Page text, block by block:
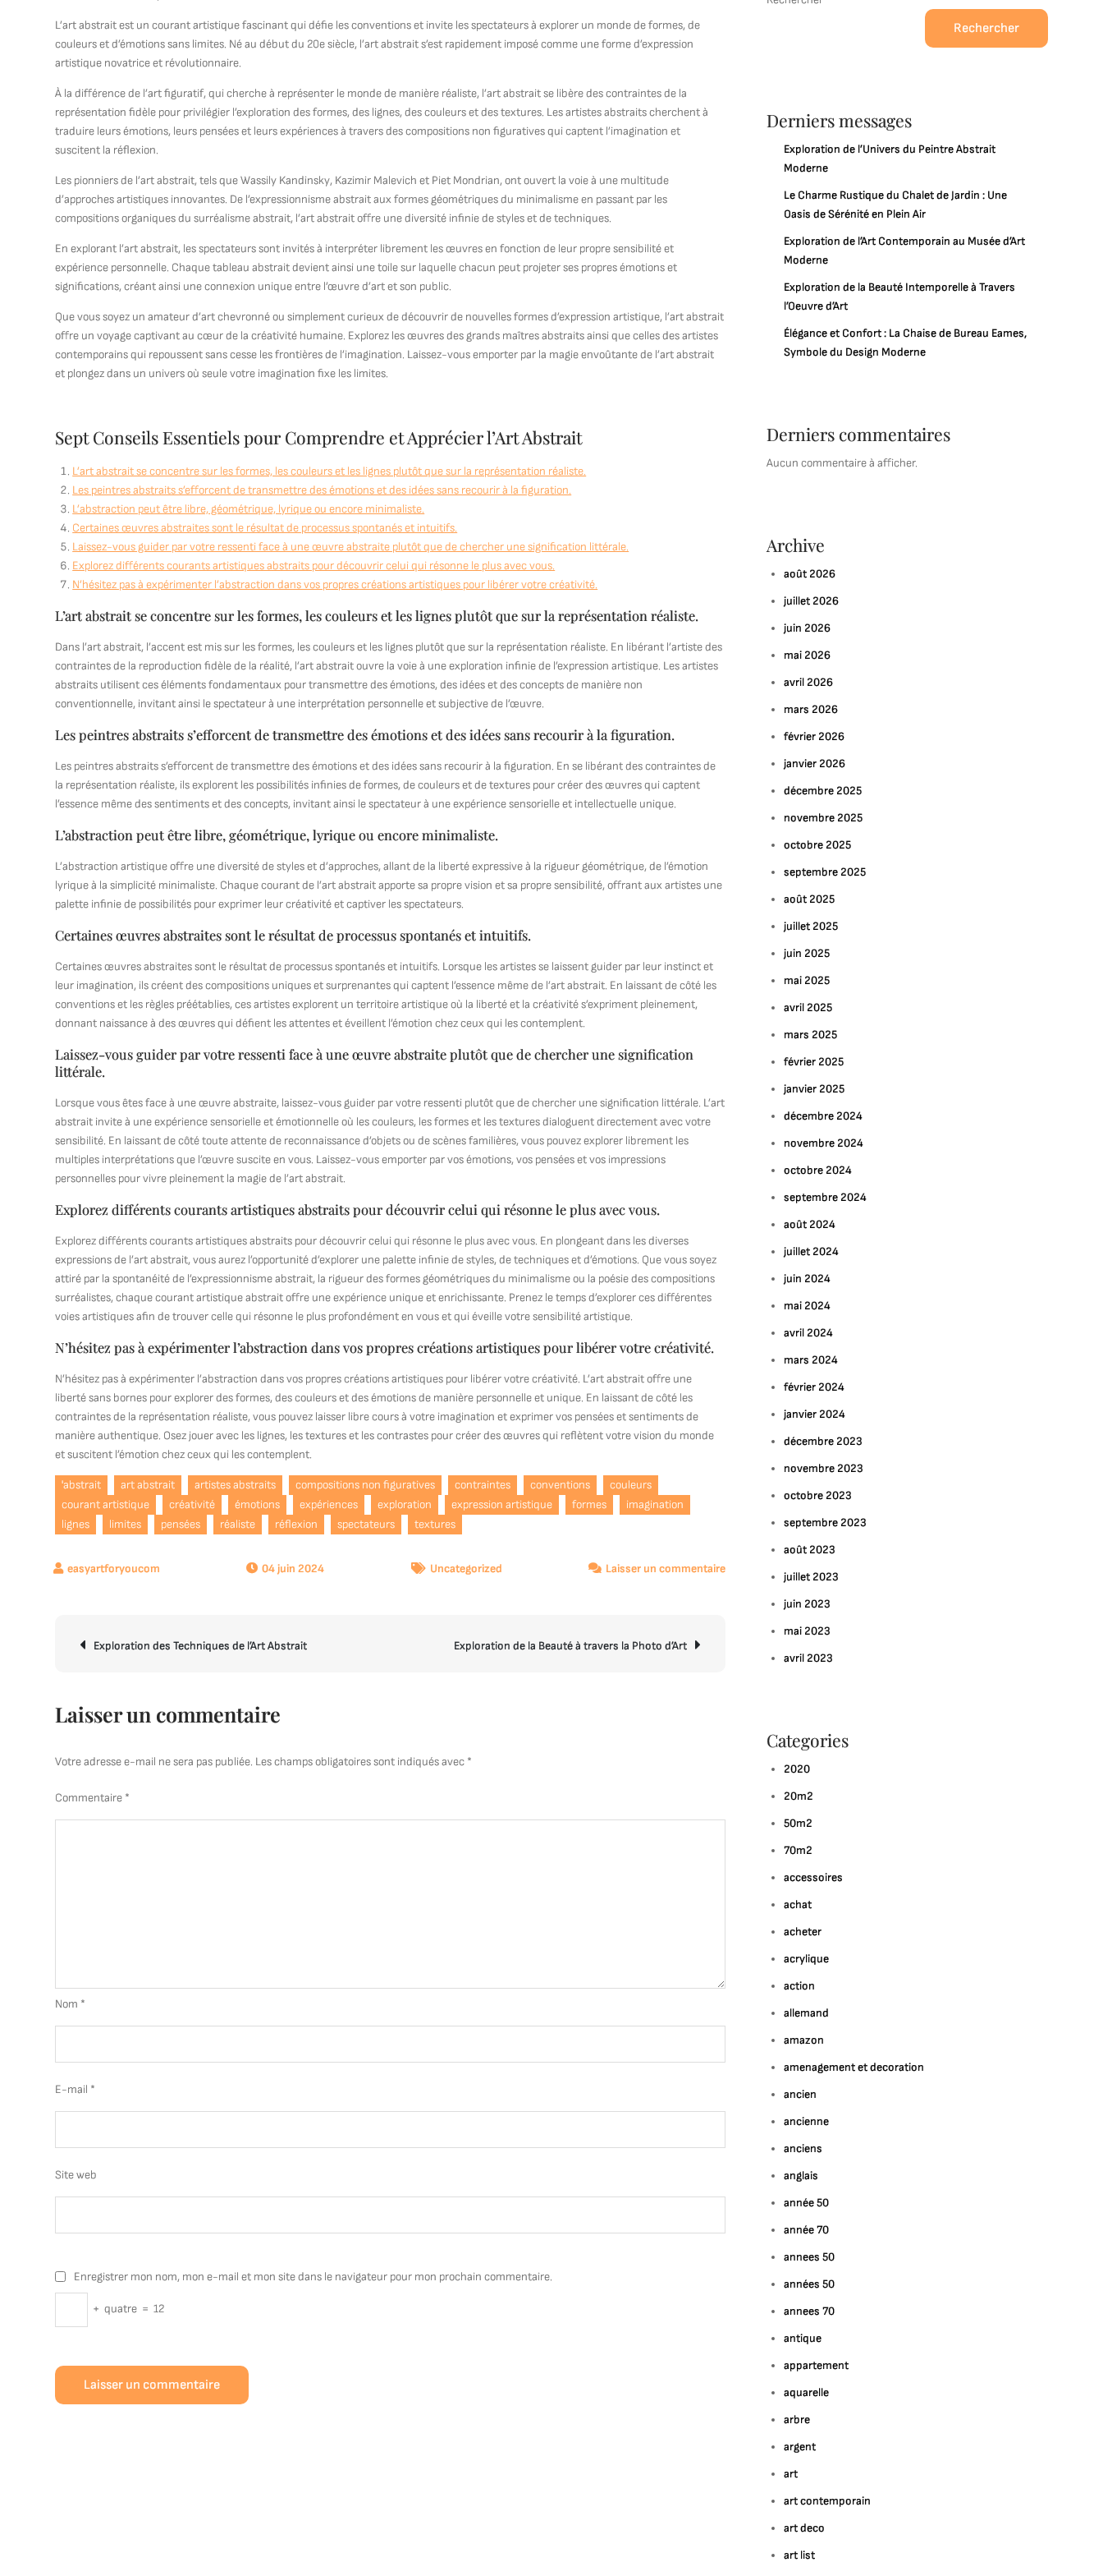
L’art abstrait est un courant artistique fascinant qui défie les conventions et invite les spectateurs à explorer un monde de formes, de
couleurs et d’émotions sans limites. Né au début du 20e siècle, l’art abstrait s’est rapidement imposé comme une forme d’expression
artistique novatrice et révolutionnaire.
À la différence de l’art figuratif, qui cherche à représenter le monde de manière réaliste, l’art abstrait se libère des contraintes de la
représentation fidèle pour privilégier l’exploration des formes, des lignes, des couleurs et des textures. Les artistes abstraits cherchent à
traduire leurs émotions, leurs pensées et leurs expériences à travers des compositions non figuratives qui captent l’imagination et
suscitent la réflexion.
Les pionniers de l’art abstrait, tels que Wassily Kandinsky, Kazimir Malevich et Piet Mondrian, ont ouvert la voie à une multitude
d’approches artistiques innovantes. De l’expressionnisme abstrait aux formes géométriques du minimalisme en passant par les
compositions organiques du surréalisme abstrait, l’art abstrait offre une diversité infinie de styles et de techniques.
En explorant l’art abstrait, les spectateurs sont invités à interpréter librement les œuvres en fonction de leur propre sensibilité et
expérience personnelle. Chaque tableau abstrait devient ainsi une toile sur laquelle chacun peut projeter ses propres émotions et
significations, créant ainsi une connexion unique entre l’œuvre d’art et son public.
Que vous soyez un amateur d’art chevronné ou simplement curieux de découvrir de nouvelles formes d’expression artistique, l’art abstrait
offre un voyage captivant au cœur de la créativité humaine. Explorez les œuvres des grands maîtres abstraits ainsi que celles des artistes
contemporains qui repoussent sans cesse les frontières de l’imagination. Laissez-vous emporter par la magie envoûtante de l’art abstrait
et plongez dans un univers où seule votre imagination fixe les limites.
Sept Conseils Essentiels pour Comprendre et Apprécier l’Art Abstrait
L’art abstrait se concentre sur les formes, les couleurs et les lignes plutôt que sur la représentation réaliste.
Les peintres abstraits s’efforcent de transmettre des émotions et des idées sans recourir à la figuration.
L’abstraction peut être libre, géométrique, lyrique ou encore minimaliste.
Certaines œuvres abstraites sont le résultat de processus spontanés et intuitifs.
Laissez-vous guider par votre ressenti face à une œuvre abstraite plutôt que de chercher une signification littérale.
Explorez différents courants artistiques abstraits pour découvrir celui qui résonne le plus avec vous.
N’hésitez pas à expérimenter l’abstraction dans vos propres créations artistiques pour libérer votre créativité.
L’art abstrait se concentre sur les formes, les couleurs et les lignes plutôt que sur la représentation réaliste.
Dans l’art abstrait, l’accent est mis sur les formes, les couleurs et les lignes plutôt que sur la représentation réaliste. En libérant l’artiste des
contraintes de la reproduction fidèle de la réalité, l’art abstrait ouvre la voie à une exploration infinie de l’expression artistique. Les artistes
abstraits utilisent ces éléments fondamentaux pour transmettre des émotions, des idées et des concepts de manière non
conventionnelle, invitant ainsi le spectateur à une interprétation personnelle et subjective de l’œuvre.
Les peintres abstraits s’efforcent de transmettre des émotions et des idées sans recourir à la figuration.
Les peintres abstraits s’efforcent de transmettre des émotions et des idées sans recourir à la figuration. En se libérant des contraintes de
la représentation réaliste, ils explorent les possibilités infinies de formes, de couleurs et de textures pour créer des œuvres qui captent
l’essence même des sentiments et des concepts, invitant ainsi le spectateur à une expérience sensorielle et intellectuelle unique.
L’abstraction peut être libre, géométrique, lyrique ou encore minimaliste.
L’abstraction artistique offre une diversité de styles et d’approches, allant de la liberté expressive à la rigueur géométrique, de l’émotion
lyrique à la simplicité minimaliste. Chaque courant de l’art abstrait apporte sa propre vision et sa propre sensibilité, offrant aux artistes une
palette infinie de possibilités pour exprimer leur créativité et captiver les spectateurs.
Certaines œuvres abstraites sont le résultat de processus spontanés et intuitifs.
Certaines œuvres abstraites sont le résultat de processus spontanés et intuitifs. Lorsque les artistes se laissent guider par leur instinct et
leur imagination, ils créent des compositions uniques et surprenantes qui captent l’essence même de l’art abstrait. En laissant de côté les
conventions et les règles préétablies, ces artistes explorent un territoire artistique où la liberté et la créativité s’expriment pleinement,
donnant naissance à des œuvres qui défient les attentes et éveillent l’émotion chez ceux qui les contemplent.
Laissez-vous guider par votre ressenti face à une œuvre abstraite plutôt que de chercher une signification
littérale.
Lorsque vous êtes face à une œuvre abstraite, laissez-vous guider par votre ressenti plutôt que de chercher une signification littérale. L’art
abstrait invite à une expérience sensorielle et émotionnelle où les couleurs, les formes et les textures dialoguent directement avec votre
sensibilité. En laissant de côté toute attente de reconnaissance d’objets ou de scènes familières, vous pouvez explorer librement les
multiples interprétations que l’œuvre suscite en vous. Laissez-vous emporter par vos émotions, vos pensées et vos impressions
personnelles pour vivre pleinement la magie de l’art abstrait.
Explorez différents courants artistiques abstraits pour découvrir celui qui résonne le plus avec vous.
Explorez différents courants artistiques abstraits pour découvrir celui qui résonne le plus avec vous. En plongeant dans les diverses
expressions de l’art abstrait, vous aurez l’opportunité d’explorer une palette infinie de styles, de techniques et d’émotions. Que vous soyez
attiré par la spontanéité de l’expressionnisme abstrait, la rigueur des formes géométriques du minimalisme ou la poésie des compositions
surréalistes, chaque courant artistique abstrait offre une expérience unique et enrichissante. Prenez le temps d’explorer ces différentes
voies artistiques afin de trouver celle qui résonne le plus profondément en vous et qui éveille votre sensibilité artistique.
N’hésitez pas à expérimenter l’abstraction dans vos propres créations artistiques pour libérer votre créativité.
N’hésitez pas à expérimenter l’abstraction dans vos propres créations artistiques pour libérer votre créativité. L’art abstrait offre une
liberté sans bornes pour explorer des formes, des couleurs et des émotions de manière personnelle et unique. En laissant de côté les
contraintes de la représentation réaliste, vous pouvez laisser libre cours à votre imagination et exprimer vos pensées et sentiments de
manière authentique. Osez jouer avec les lignes, les textures et les contrastes pour créer des œuvres qui reflètent votre vision du monde
et suscitent l’émotion chez ceux qui les contemplent.
'abstrait art abstrait artistes abstraits compositions non figuratives contraintes conventions
couleurs
courant artistique
créativité émotions expériences exploration expression artistique formes
imagination
lignes
limites pensées réaliste réflexion spectateurs textures
04 juin 2024 Uncategorized Laisser un commentairesur
Navigation
Exploration des Techniques de l’Art Abstrait Exploration de la Beauté à travers la Photo d’Art
Laisser un commentaire
Votre adresse e-mail ne sera pas publiée. Les champs obligatoires sont indiqués avec *
Commentaire *
Nom *
E-mail *
Site web
Enregistrer mon nom, mon e-mail et mon site dans le navigateur pour mon prochain commentaire.
+ quatre = 12
Rechercher
Derniers messages
Exploration de l’Univers du Peintre Abstrait
Moderne
Le Charme Rustique du Chalet de Jardin : Une
Oasis de Sérénité en Plein Air
Exploration de l’Art Contemporain au Musée d’Art
Moderne
Exploration de la Beauté Intemporelle à Travers
l’Oeuvre d’Art
Élégance et Confort : La Chaise de Bureau Eames,
Symbole du Design Moderne
Derniers commentaires
Aucun commentaire à afficher.
Archive
août 2026
juillet 2026
juin 2026
mai 2026
avril 2026
mars 2026
février 2026
janvier 2026
décembre 2025
novembre 2025
octobre 2025
septembre 2025
août 2025
juillet 2025
juin 2025
mai 2025
avril 2025
mars 2025
février 2025
janvier 2025
décembre 2024
novembre 2024
octobre 2024
septembre 2024
août 2024
juillet 2024
juin 2024
mai 2024
avril 2024
mars 2024
février 2024
janvier 2024
décembre 2023
novembre 2023
octobre 2023
septembre 2023
août 2023
juillet 2023
juin 2023
mai 2023
avril 2023
Categories
2020
20m2
50m2
70m2
accessoires
achat
acheter
acrylique
action
allemand
amazon
amenagement et decoration
ancien
ancienne
anciens
anglais
année 50
année 70
annees 50
années 50
annees 70
antique
appartement
aquarelle
arbre
argent
art
art contemporain
art deco
art list